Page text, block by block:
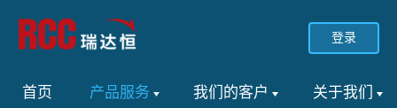
登录
首页 产品服务 我们的客户 关于我们